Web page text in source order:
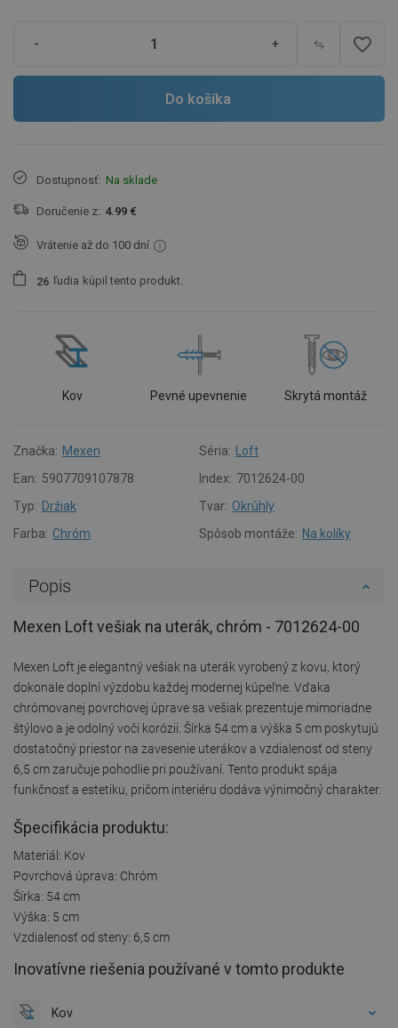
- + favorite_border
Do košíka
Dostupnosť: Na sklade
Doručenie z: 4.99 €
Vrátenie až do 100 dní
26 ľudia kúpil tento produkt.
Kov Pevné upevnenie Skrytá montáž
Značka: Mexen Séria:
Loft
Ean: 5907709107878 Index: 7012624-00
Typ: Držiak Tvar: Okrúhly
Farba: Chróm Spôsob montáže: Na kolíky
Popis
Mexen Loft vešiak na uterák, chróm - 7012624-00
Mexen Loft je elegantný vešiak na uterák vyrobený z kovu, ktorý
dokonale doplní výzdobu každej modernej kúpeľne. Vďaka
chrómovanej povrchovej úprave sa vešiak prezentuje mimoriadne
štýlovo a je odolný voči korózii. Šírka 54 cm a výška 5 cm poskytujú
dostatočný priestor na zavesenie uterákov a vzdialenosť od steny
6,5 cm zaručuje pohodlie pri používaní. Tento produkt spája
funkčnosť a estetiku, pričom interiéru dodáva výnimočný charakter.
Špecifikácia produktu:
Materiál: Kov
Povrchová úprava: Chróm
Šírka: 54 cm
Výška: 5 cm
Vzdialenosť od steny: 6,5 cm
Inovatívne riešenia používané v tomto produkte
Kov